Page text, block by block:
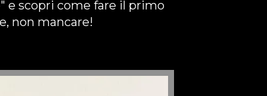
e scopri come fare il primo
non mancare!